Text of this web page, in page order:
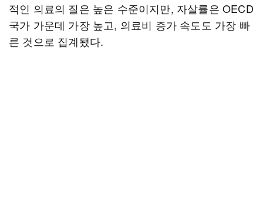
적인 의료의 질은 높은 수준이지만, 자살률은 OECD
국가 가운데 가장 높고, 의료비 증가 속도도 가장 빠
른 것으로 집계됐다.